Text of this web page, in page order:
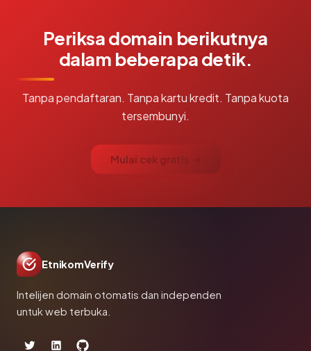
Periksa domain berikutnya
dalam beberapa detik.
Tanpa pendaftaran. Tanpa kartu kredit. Tanpa kuota
tersembunyi.
Mulai cek gratis →
EtnikomVerify
Intelijen domain otomatis dan independen
untuk web terbuka.